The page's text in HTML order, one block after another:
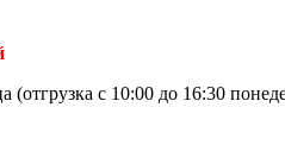
(отгрузка с 10:00 до 16:30